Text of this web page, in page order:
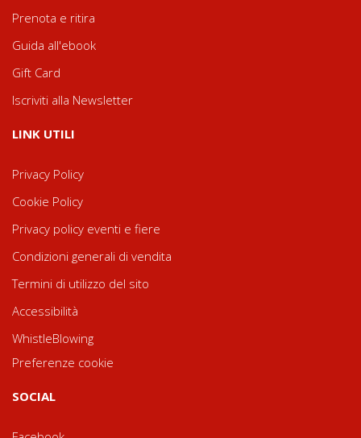
Prenota e ritira
Guida all'ebook
Gift Card
Iscriviti alla Newsletter
LINK UTILI
Privacy Policy
Cookie Policy
Privacy policy eventi e fiere
Condizioni generali di vendita
Termini di utilizzo del sito
Accessibilità
WhistleBlowing
Preferenze cookie
SOCIAL